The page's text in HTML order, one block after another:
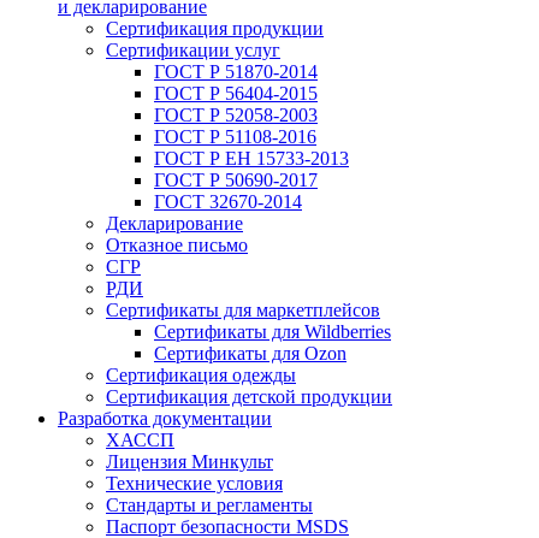
и декларирование
Сертификация продукции
Сертификации услуг
ГОСТ Р 51870-2014
ГОСТ Р 56404-2015
ГОСТ Р 52058-2003
ГОСТ Р 51108-2016
ГОСТ Р ЕН 15733-2013
ГОСТ Р 50690-2017
ГОСТ 32670-2014
Декларирование
Отказное письмо
СГР
РДИ
Сертификаты для маркетплейсов
Сертификаты для Wildberries
Сертификаты для Ozon
Сертификация одежды
Сертификация детской продукции
Разработка документации
ХАССП
Лицензия Минкульт
Технические условия
Стандарты и регламенты
Паспорт безопасности MSDS